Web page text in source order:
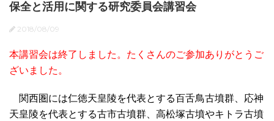
保全と活用に関する研究委員会講習会
2018/08/09
本講習会は終了しました。たくさんのご参加ありがとうご
ざいました。
関西圏には仁徳天皇陵を代表とする百舌鳥古墳群、応神
天皇陵を代表とする古市古墳群、高松塚古墳やキトラ古墳